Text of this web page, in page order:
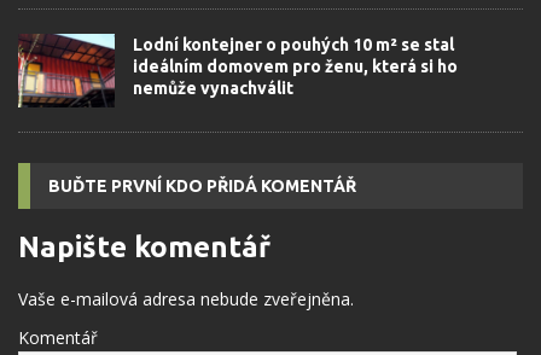
Lodní kontejner o pouhých 10 m² se stal
ideálním domovem pro ženu, která si ho
nemůže vynachválit
BUĎTE PRVNÍ KDO PŘIDÁ KOMENTÁŘ
Napište komentář
Vaše e-mailová adresa nebude zveřejněna.
Komentář